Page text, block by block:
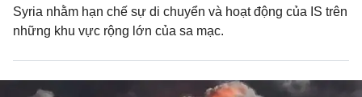
Syria nhằm hạn chế sự di chuyển và hoạt động của IS trên
những khu vực rộng lớn của sa mạc.